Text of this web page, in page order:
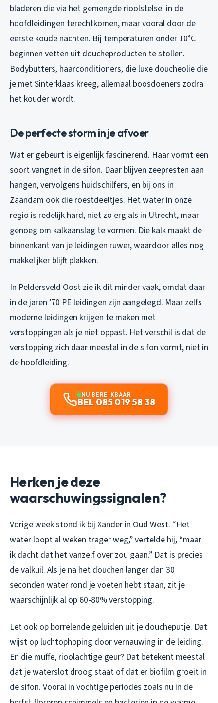
bladeren die via het gemengde rioolstelsel in de
hoofdleidingen terechtkomen, maar vooral door de
eerste koude nachten. Bij temperaturen onder 10°C
beginnen vetten uit doucheproducten te stollen.
Bodybutters, haarconditioners, die luxe doucheolie die
je met Sinterklaas kreeg, allemaal boosdoeners zodra
het kouder wordt.
De perfecte storm in je afvoer
Wat er gebeurt is eigenlijk fascinerend. Haar vormt een
soort vangnet in de sifon. Daar blijven zeepresten aan
hangen, vervolgens huidschilfers, en bij ons in
Zaandam ook die roestdeeltjes. Het water in onze
regio is redelijk hard, niet zo erg als in Utrecht, maar
genoeg om kalkaanslag te vormen. Die kalk maakt de
binnenkant van je leidingen ruwer, waardoor alles nog
makkelijker blijft plakken.
In Peldersveld Oost zie ik dit minder vaak, omdat daar
in de jaren ’70 PE leidingen zijn aangelegd. Maar zelfs
moderne leidingen krijgen te maken met
verstoppingen als je niet oppast. Het verschil is dat de
verstopping zich daar meestal in de sifon vormt, niet in
de hoofdleiding.
NU BEREIKBAAR
BEL 085 019 58 38
Herken je deze
waarschuwingssignalen?
Vorige week stond ik bij Xander in Oud West. “Het
water loopt al weken trager weg,” vertelde hij, “maar
ik dacht dat het vanzelf over zou gaan.” Dat is precies
de valkuil. Als je na het douchen langer dan 30
seconden water rond je voeten hebt staan, zit je
waarschijnlijk al op 60-80% verstopping.
Let ook op borrelende geluiden uit je doucheputje. Dat
wijst op luchtophoping door vernauwing in de leiding.
En die muffe, rioolachtige geur? Dat betekent meestal
dat je waterslot droog staat of dat er biofilm groeit in
de sifon. Vooral in vochtige periodes zoals nu in de